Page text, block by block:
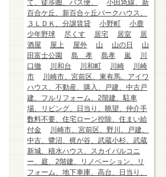
て、徒歩圏、バス便、
小田急線、新
百合ケ丘、新百合ヶ丘パークハウス、
３ＬＤＫ、分譲賃貸
小野町
小鹿
少年野球
尽くす 居宅 居室
居
酒屋
屋上 屋外 山 山の日
山
田富士公園
島 孝 島孝 嵐
川
口徹
川和台 川和町 川崎
川崎
市
川崎市、宮前区、東有馬、アイワ
ハウス、不動産、購入、戸建、中古戸
建、フルリフォーム、2階建、駐車
場、リビング、日当り、眺望、仲介手
数料不要、住宅ローン控除、住まい給
付金
川崎市、宮前区、野川、戸建、
中古、鷺沼、梶が谷、武蔵小杉、武蔵
新城、積水ハウス、スカイバルコニ
ー、庭、2階建、リノベーション、リ
フォーム、地下車庫、高台、日当り、